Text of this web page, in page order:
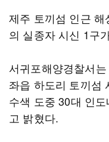
제주 토끼섬 인근
의 실종자 시신 1구
서귀포해양경찰서
좌읍 하도리 토끼섬
수색 도중 30대 인
고 밝혔다.